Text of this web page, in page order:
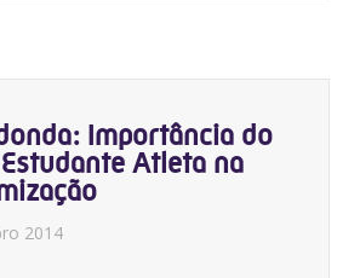
Importância do
Atleta na
2014